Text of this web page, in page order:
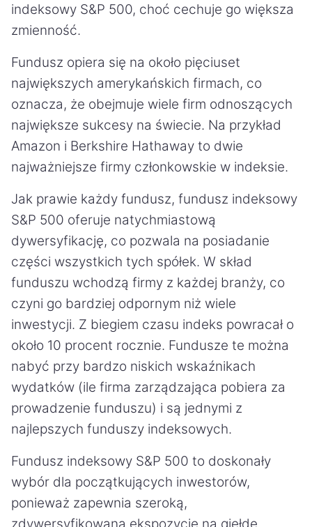
indeksowy S&P 500, choć cechuje go większa
zmienność.
Fundusz opiera się na około pięciuset
największych amerykańskich firmach, co
oznacza, że obejmuje wiele firm odnoszących
największe sukcesy na świecie. Na przykład
Amazon i Berkshire Hathaway to dwie
najważniejsze firmy członkowskie w indeksie.
Jak prawie każdy fundusz, fundusz indeksowy
S&P 500 oferuje natychmiastową
dywersyfikację, co pozwala na posiadanie
części wszystkich tych spółek. W skład
funduszu wchodzą firmy z każdej branży, co
czyni go bardziej odpornym niż wiele
inwestycji. Z biegiem czasu indeks powracał o
około 10 procent rocznie. Fundusze te można
nabyć przy bardzo niskich wskaźnikach
wydatków (ile firma zarządzająca pobiera za
prowadzenie funduszu) i są jednymi z
najlepszych funduszy indeksowych.
Fundusz indeksowy S&P 500 to doskonały
wybór dla początkujących inwestorów,
ponieważ zapewnia szeroką,
zdywersyfikowaną ekspozycję na giełdę.